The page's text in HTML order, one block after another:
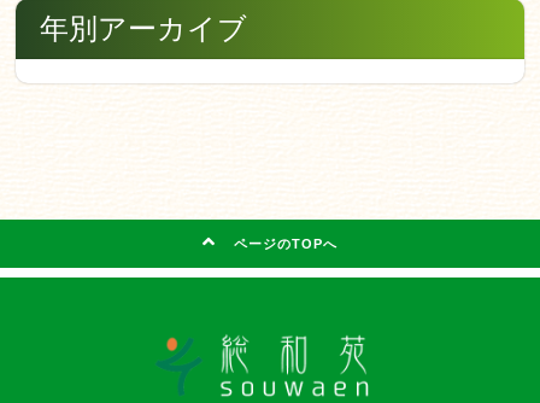
年別アーカイブ
ページのTOPへ